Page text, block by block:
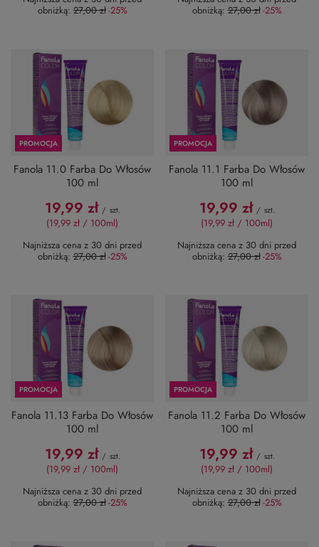
obniżką:27,00 zł-25%
obniżką:27,00 zł-25%
PROMOCJA
Fanola 11.0 Farba Do Włosów
100 ml
19,99 zł / szt.
(19,99 zł / 100ml)
Najniższa cena z 30 dni przed
obniżką:27,00 zł-25%
PROMOCJA
Fanola 11.1 Farba Do Włosów
100 ml
19,99 zł / szt.
(19,99 zł / 100ml)
Najniższa cena z 30 dni przed
obniżką:27,00 zł-25%
PROMOCJA
Fanola 11.13 Farba Do Włosów
100 ml
19,99 zł / szt.
(19,99 zł / 100ml)
Najniższa cena z 30 dni przed
obniżką:27,00 zł-25%
PROMOCJA
Fanola 11.2 Farba Do Włosów
100 ml
19,99 zł / szt.
(19,99 zł / 100ml)
Najniższa cena z 30 dni przed
obniżką:27,00 zł-25%